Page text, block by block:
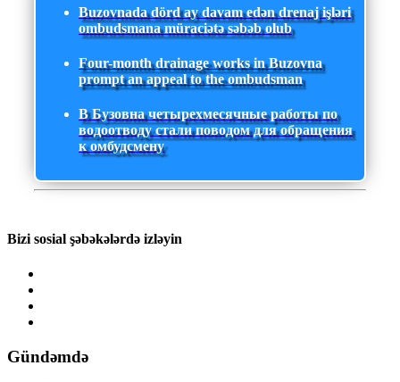
Buzovnada dörd ay davam edən drenaj işləri
ombudsmana müraciətə səbəb olub
Four-month drainage works in Buzovna
prompt an appeal to the ombudsman
В Бузовна четырехмесячные работы по
водоотводу стали поводом для обращения
к омбудсмену
Bizi sosial şəbəkələrdə izləyin
Gündəmdə